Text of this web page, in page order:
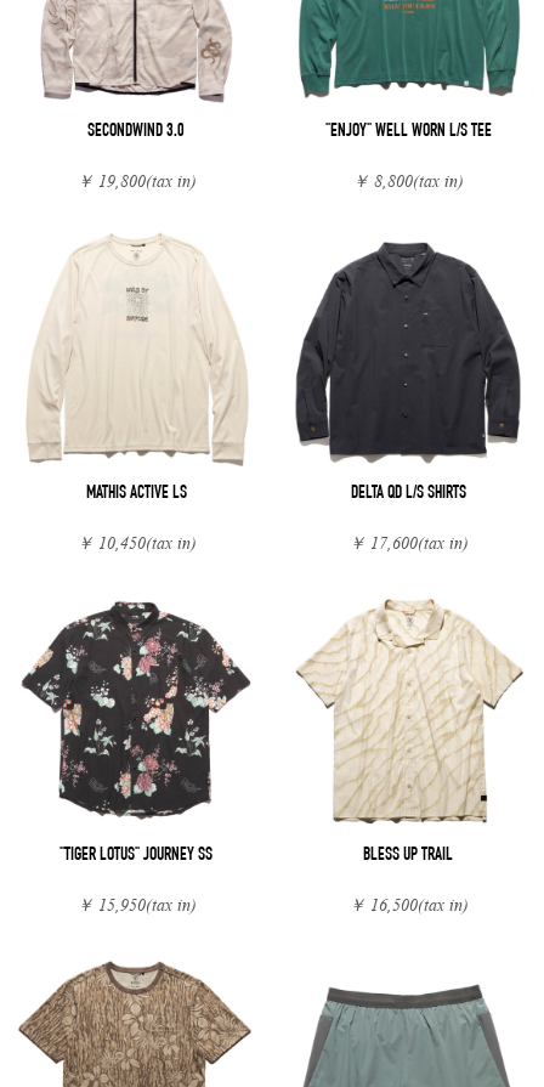
SECONDWIND 3.0
￥ 19,800(tax in)
"ENJOY" WELL WORN L/S TEE
￥ 8,800(tax in)
MATHIS ACTIVE LS
￥ 10,450(tax in)
DELTA QD L/S SHIRTS
￥ 17,600(tax in)
"TIGER LOTUS" JOURNEY SS
￥ 15,950(tax in)
BLESS UP TRAIL
￥ 16,500(tax in)